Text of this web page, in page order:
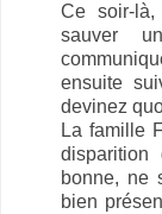
Ce soir-
sauver
ensuite
devinez
La famille
bonne, ne
bien